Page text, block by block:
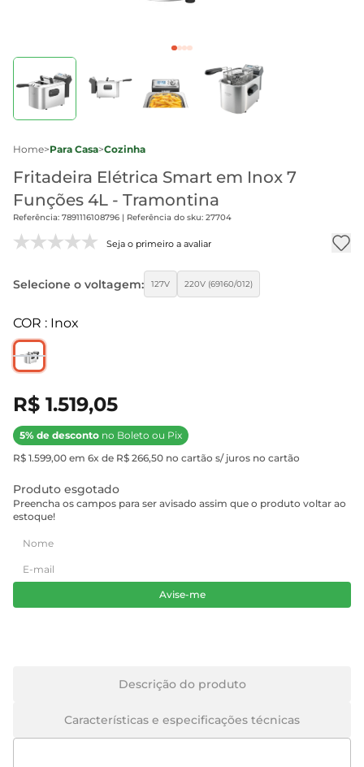
Home>Para Casa>Cozinha
Fritadeira Elétrica Smart em Inox 7
Funções 4L - Tramontina
Referência: 7891116108796 | Referência do sku: 27704
Seja o primeiro a avaliar
Selecione o voltagem: 127V 220V (69160/012)
COR : Inox
R$ 1.519,05
5% de desconto no Boleto ou Pix
R$ 1.599,00 em 6x de R$ 266,50 no cartão s/ juros no cartão
Produto esgotado
Preencha os campos para ser avisado assim que o produto voltar ao
estoque!
Avise-me
Descrição do produto
Características e especificações técnicas